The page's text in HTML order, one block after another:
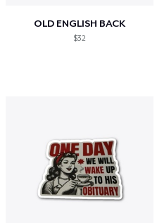
OLD ENGLISH BACK
$32